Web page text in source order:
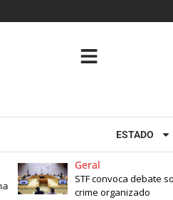
ESTADO
Geral
STF convoca debate
crime organizado